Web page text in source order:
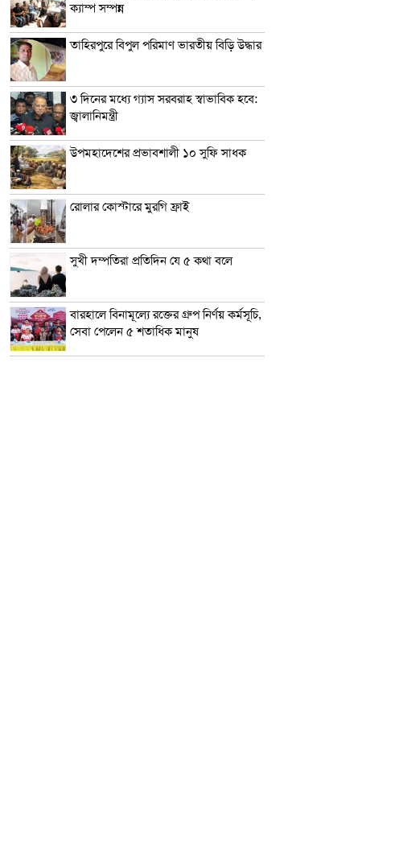
ক্যাম্প সম্পন্ন
তাহিরপুরে বিপুল পরিমাণ ভারতীয় বিড়ি উদ্ধার
৩ দিনের মধ্যে গ্যাস সরবরাহ স্বাভাবিক হবে:
জ্বালানিমন্ত্রী
উপমহাদেশের প্রভাবশালী ১০ সুফি সাধক
রোলার কোস্টারে মুরগি ফ্রাই
সুখী দম্পতিরা প্রতিদিন যে ৫ কথা বলে
বারহালে বিনামূল্যে রক্তের গ্রুপ নির্ণয় কর্মসূচি,
সেবা পেলেন ৫ শতাধিক মানুষ